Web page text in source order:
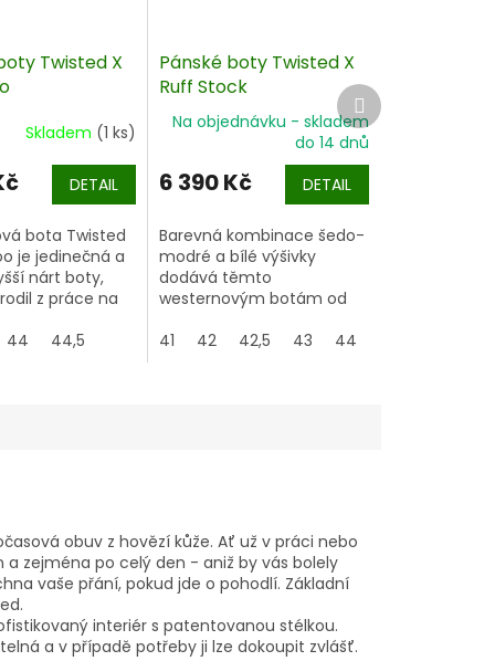
Twisted X
Skladem (1 ks)
DETAIL
bota Twisted
je jedinečná a
nárt boty,
z práce na
a džínů před
44 44,5
Pánské boty Twisted X
Ruff Stock
Na objednávku - skladem
do 14 dnů
6 390 Kč DETAIL
Barevná kombinace šedo-
modré a bílé výšivky
dodává těmto
westernovým botám od
vzhled. Model Ruff Stock
41 42 42,5 43 44
Další
produkt
obuv z hovězí kůže. Ať už v práci nebo
zejména po celý den - aniž by vás bolely
vaše přání, pokud jde o pohodlí. Základní
interiér s patentovanou stélkou.
a v případě potřeby ji lze dokoupit zvlášť.